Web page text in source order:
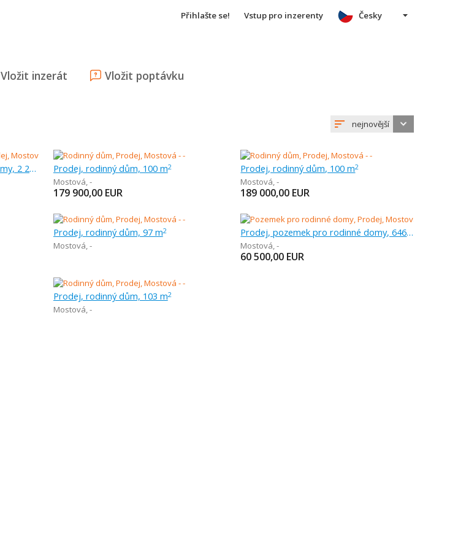
Přihlašte se! Vstup pro inzerenty
Vložit inzerát Vložit poptávku
Česky
nejnovější
Prodej, pozemek pro rodinné domy, 2 244 m Prodej, rodinný dům, 100 m2
Mostová,-
179 900,00 EUR
Prodej, rodinný dům, 100 m2
Mostová,-
189 000,00 EUR
Prodej, rodinný dům, 97 m2
Mostová,-
Prodej, pozemek pro rodinné domy, 646 m
Mostová,-
60 500,00 EUR
Prodej, rodinný dům, 103 m2
Mostová,-